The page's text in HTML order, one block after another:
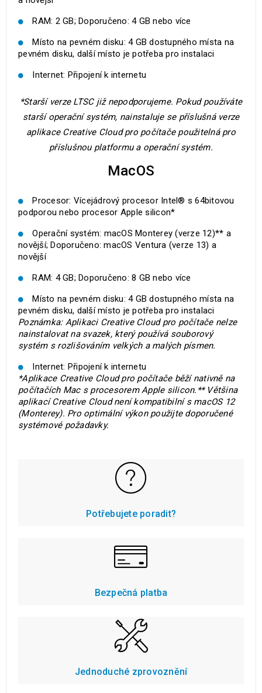
RAM: 2 GB; Doporučeno: 4 GB nebo více
Místo na pevném disku: 4 GB dostupného místa na
pevném disku, další místo je potřeba pro instalaci
Internet: Připojení k internetu
*Starší verze LTSC již nepodporujeme. Pokud používáte
starší operační systém, nainstaluje se příslušná verze
aplikace Creative Cloud pro počítače použitelná pro
příslušnou platformu a operační systém.
MacOS
Procesor: Vícejádrový procesor Intel® s 64bitovou
podporou nebo procesor Apple silicon*
Operační systém: macOS Monterey (verze 12)** a
novější; Doporučeno: macOS Ventura (verze 13) a
novější
RAM: 4 GB; Doporučeno: 8 GB nebo více
Místo na pevném disku: 4 GB dostupného místa na
pevném disku, další místo je potřeba pro instalaci
Poznámka: Aplikaci Creative Cloud pro počítače nelze
nainstalovat na svazek, který používá souborový
systém s rozlišováním velkých a malých písmen.
Internet: Připojení k internetu
*Aplikace Creative Cloud pro počítače běží nativně na
počítačích Mac s procesorem Apple silicon. ** Většina
aplikací Creative Cloud není kompatibilní s macOS 12
(Monterey). Pro optimální výkon použijte doporučené
systémové požadavky.
Potřebujete poradit?
Bezpečná platba
Jednoduché zprovoznění